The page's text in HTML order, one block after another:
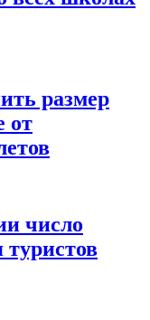
размер
от
число
туристов